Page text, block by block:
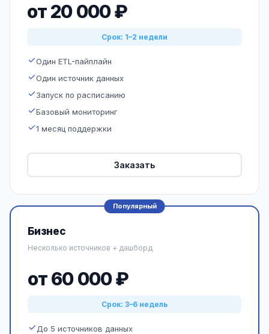
от 20 000 ₽
Срок: 1–2 недели
Один ETL-пайплайн
Один источник данных
Запуск по расписанию
Базовый мониторинг
1 месяц поддержки
Заказать
Популярный
Бизнес
Несколько источников + дашборд
от 60 000 ₽
Срок: 3–6 недель
До 5 источников данных